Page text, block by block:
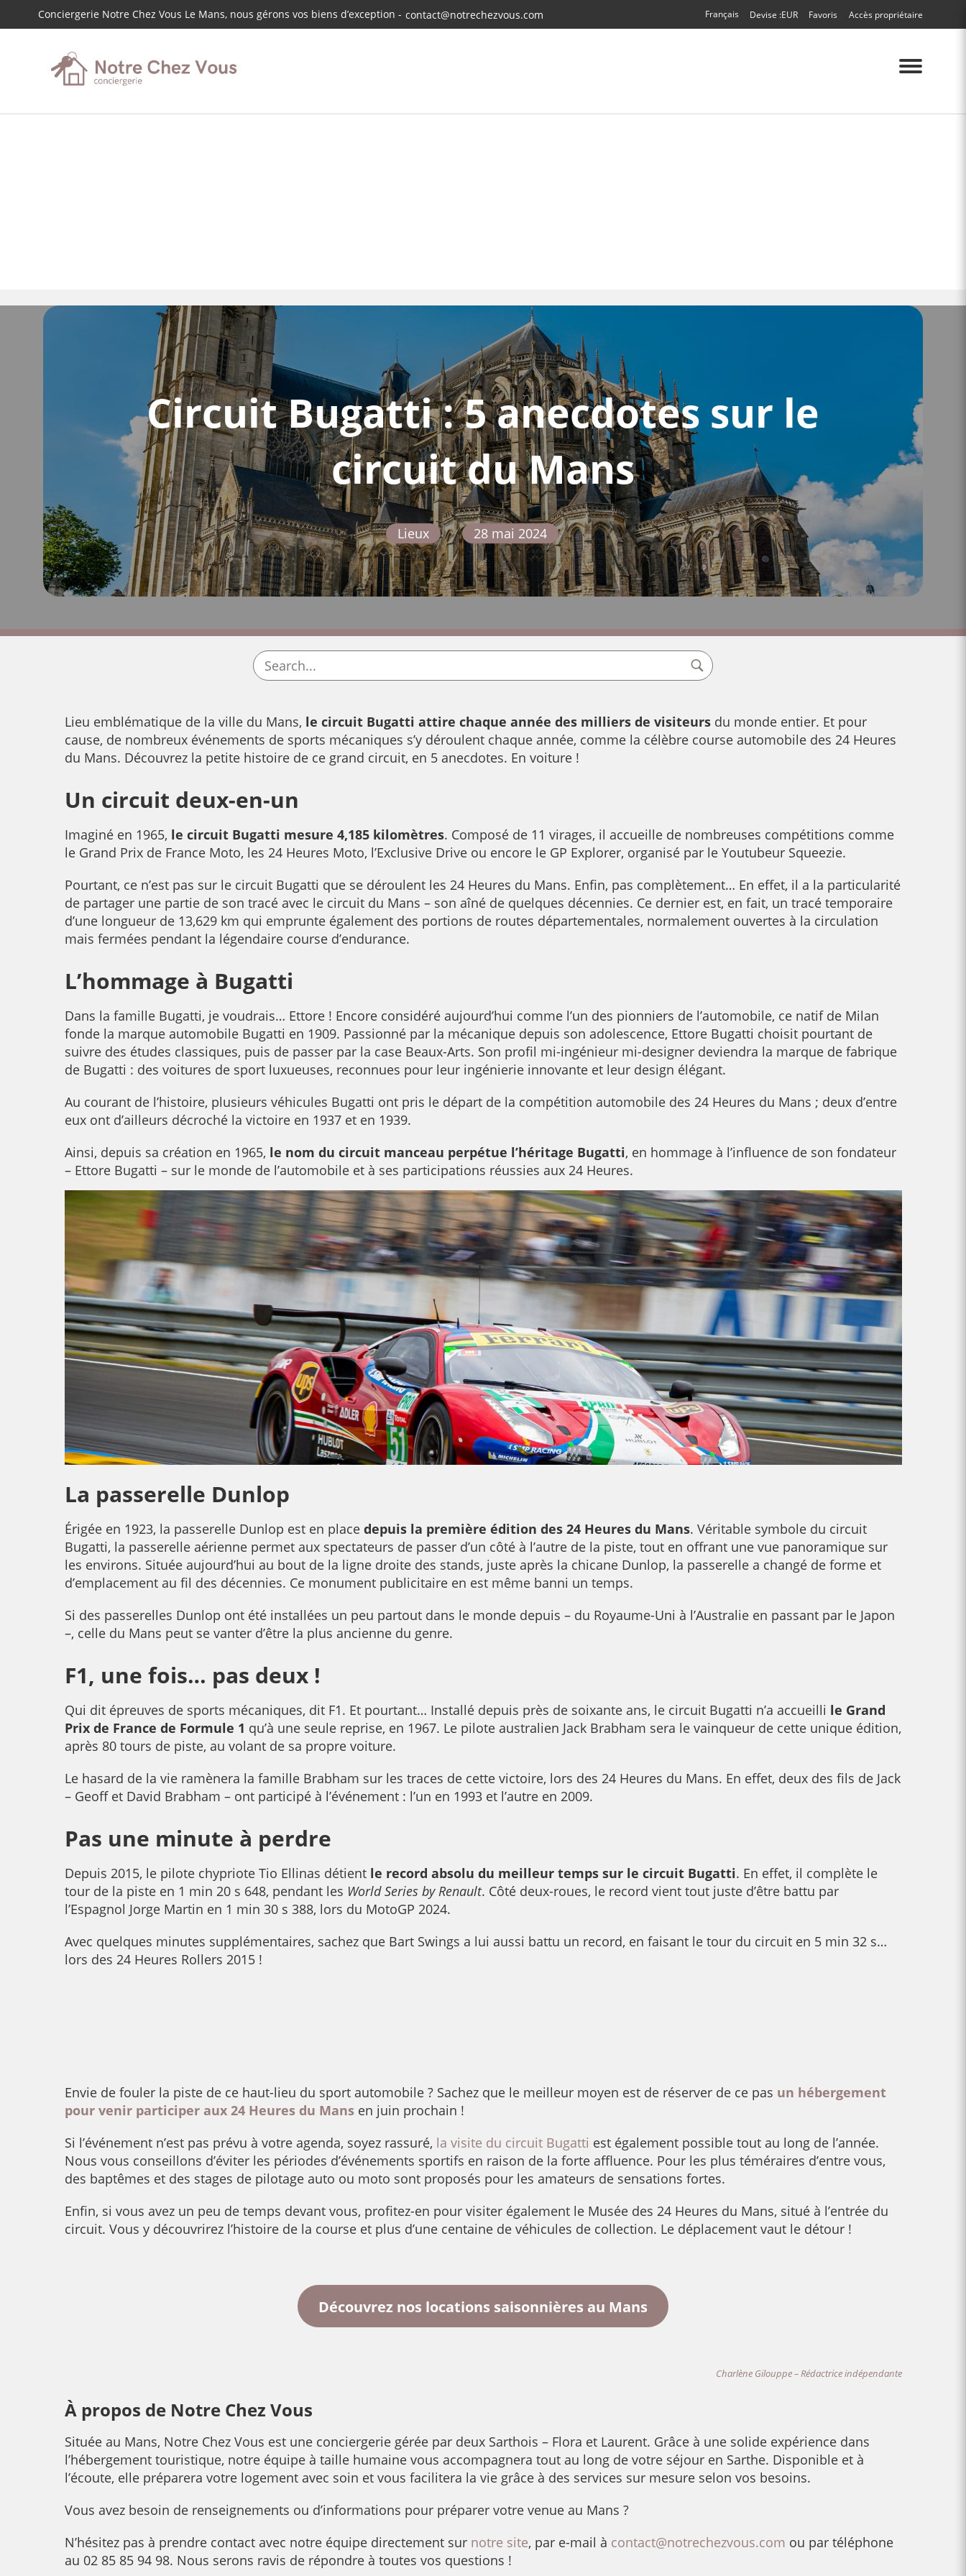
Conciergerie Notre Chez Vous Le Mans, nous gérons vos biens d’exception - contact@notrechezvous.com Français Devise :EUR Favoris Accès propriétaire
Menu
Circuit Bugatti : 5 anecdotes sur le
circuit du Mans
Lieux 28 mai 2024
Lieu emblématique de la ville du Mans, le circuit Bugatti attire chaque année des milliers de visiteursdu monde entier. Et pour
cause, de nombreux événements de sports mécaniques s’y déroulent chaque année, comme la célèbre course automobile des 24 Heures
du Mans. Découvrez la petite histoire de ce grand circuit, en 5 anecdotes. En voiture !
Un circuit deux-en-un
Imaginé en 1965, le circuit Bugatti mesure 4,185 kilomètres. Composé de 11 virages, il accueille de nombreuses compétitions comme
le Grand Prix de France Moto, les 24 Heures Moto, l’Exclusive Drive ou encore le GP Explorer, organisé par le Youtubeur Squeezie.
Pourtant, ce n’est pas sur le circuit Bugatti que se déroulent les 24 Heures du Mans. Enfin, pas complètement… En effet, il a la particularité
de partager une partie de son tracé avec le circuit du Mans – son aîné de quelques décennies. Ce dernier est, en fait, un tracé temporaire
d’une longueur de 13,629 km qui emprunte également des portions de routes départementales, normalement ouvertes à la circulation
mais fermées pendant la légendaire course d’endurance.
L’hommage à Bugatti
Dans la famille Bugatti, je voudrais… Ettore ! Encore considéré aujourd’hui comme l’un des pionniers de l’automobile, ce natif de Milan
fonde la marque automobile Bugatti en 1909. Passionné par la mécanique depuis son adolescence, Ettore Bugatti choisit pourtant de
suivre des études classiques, puis de passer par la case Beaux-Arts. Son profil mi-ingénieur mi-designer deviendra la marque de fabrique
de Bugatti : des voitures de sport luxueuses, reconnues pour leur ingénierie innovante et leur design élégant.
Au courant de l’histoire, plusieurs véhicules Bugatti ont pris le départ de la compétition automobile des 24 Heures du Mans ; deux d’entre
eux ont d’ailleurs décroché la victoire en 1937 et en 1939.
Ainsi, depuis sa création en 1965, le nom du circuit manceau perpétue l’héritage Bugatti, en hommage à l’influence de son fondateur
– Ettore Bugatti – sur le monde de l’automobile et à ses participations réussies aux 24 Heures.
La passerelle Dunlop
Érigée en 1923, la passerelle Dunlop est en place depuis la première édition des 24 Heures du Mans. Véritable symbole du circuit
Bugatti, la passerelle aérienne permet aux spectateurs de passer d’un côté à l’autre de la piste, tout en offrant une vue panoramique sur
les environs. Située aujourd’hui au bout de la ligne droite des stands, juste après la chicane Dunlop, la passerelle a changé de forme et
d’emplacement au fil des décennies. Ce monument publicitaire en est même banni un temps.
Si des passerelles Dunlop ont été installées un peu partout dans le monde depuis – du Royaume-Uni à l’Australie en passant par le Japon
–, celle du Mans peut se vanter d’être la plus ancienne du genre.
F1, une fois… pas deux !
Qui dit épreuves de sports mécaniques, dit F1. Et pourtant… Installé depuis près de soixante ans, le circuit Bugatti n’a accueilli le Grand
Prix de France de Formule 1 qu’à une seule reprise, en 1967. Le pilote australien Jack Brabham sera le vainqueur de cette unique édition,
après 80 tours de piste, au volant de sa propre voiture.
Le hasard de la vie ramènera la famille Brabham sur les traces de cette victoire, lors des 24 Heures du Mans. En effet, deux des fils de Jack
– Geoff et David Brabham – ont participé à l’événement : l’un en 1993 et l’autre en 2009.
Pas une minute à perdre
Depuis 2015, le pilote chypriote Tio Ellinas détient le record absolu du meilleur temps sur le circuit Bugatti. En effet, il complète le
tour de la piste en 1 min 20 s 648, pendant les World Series by Renault. Côté deux-roues, le record vient tout juste d’être battu par
l’Espagnol Jorge Martin en 1 min 30 s 388, lors du MotoGP 2024.
Avec quelques minutes supplémentaires, sachez que Bart Swings a lui aussi battu un record, en faisant le tour du circuit en 5 min 32 s…
lors des 24 Heures Rollers 2015 !
Envie de fouler la piste de ce haut-lieu du sport automobile ? Sachez que le meilleur moyen est de réserver de ce pas un hébergement
pour venir participer aux 24 Heures du Mansen juin prochain !
Si l’événement n’est pas prévu à votre agenda, soyez rassuré, la visite du circuit Bugatti est également possible tout au long de l’année.
Nous vous conseillons d’éviter les périodes d’événements sportifs en raison de la forte affluence. Pour les plus téméraires d’entre vous,
des baptêmes et des stages de pilotage auto ou moto sont proposés pour les amateurs de sensations fortes.
Enfin, si vous avez un peu de temps devant vous, profitez-en pour visiter également le Musée des 24 Heures du Mans, situé à l’entrée du
circuit. Vous y découvrirez l’histoire de la course et plus d’une centaine de véhicules de collection. Le déplacement vaut le détour !
Découvrez nos locations saisonnières au Mans
Charlène Gilouppe – Rédactrice indépendante
À propos de Notre Chez Vous
Située au Mans, Notre Chez Vous est une conciergerie gérée par deux Sarthois – Flora et Laurent. Grâce à une solide expérience dans
l’hébergement touristique, notre équipe à taille humaine vous accompagnera tout au long de votre séjour en Sarthe. Disponible et à
l’écoute, elle préparera votre logement avec soin et vous facilitera la vie grâce à des services sur mesure selon vos besoins.
Vous avez besoin de renseignements ou d’informations pour préparer votre venue au Mans ?
N’hésitez pas à prendre contact avec notre équipe directement sur notre site, par e-mail à contact@notrechezvous.com ou par téléphone
au 02 85 85 94 98. Nous serons ravis de répondre à toutes vos questions !